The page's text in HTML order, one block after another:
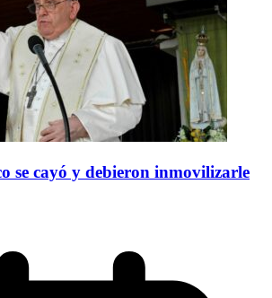
se cayó y debieron inmovilizarle